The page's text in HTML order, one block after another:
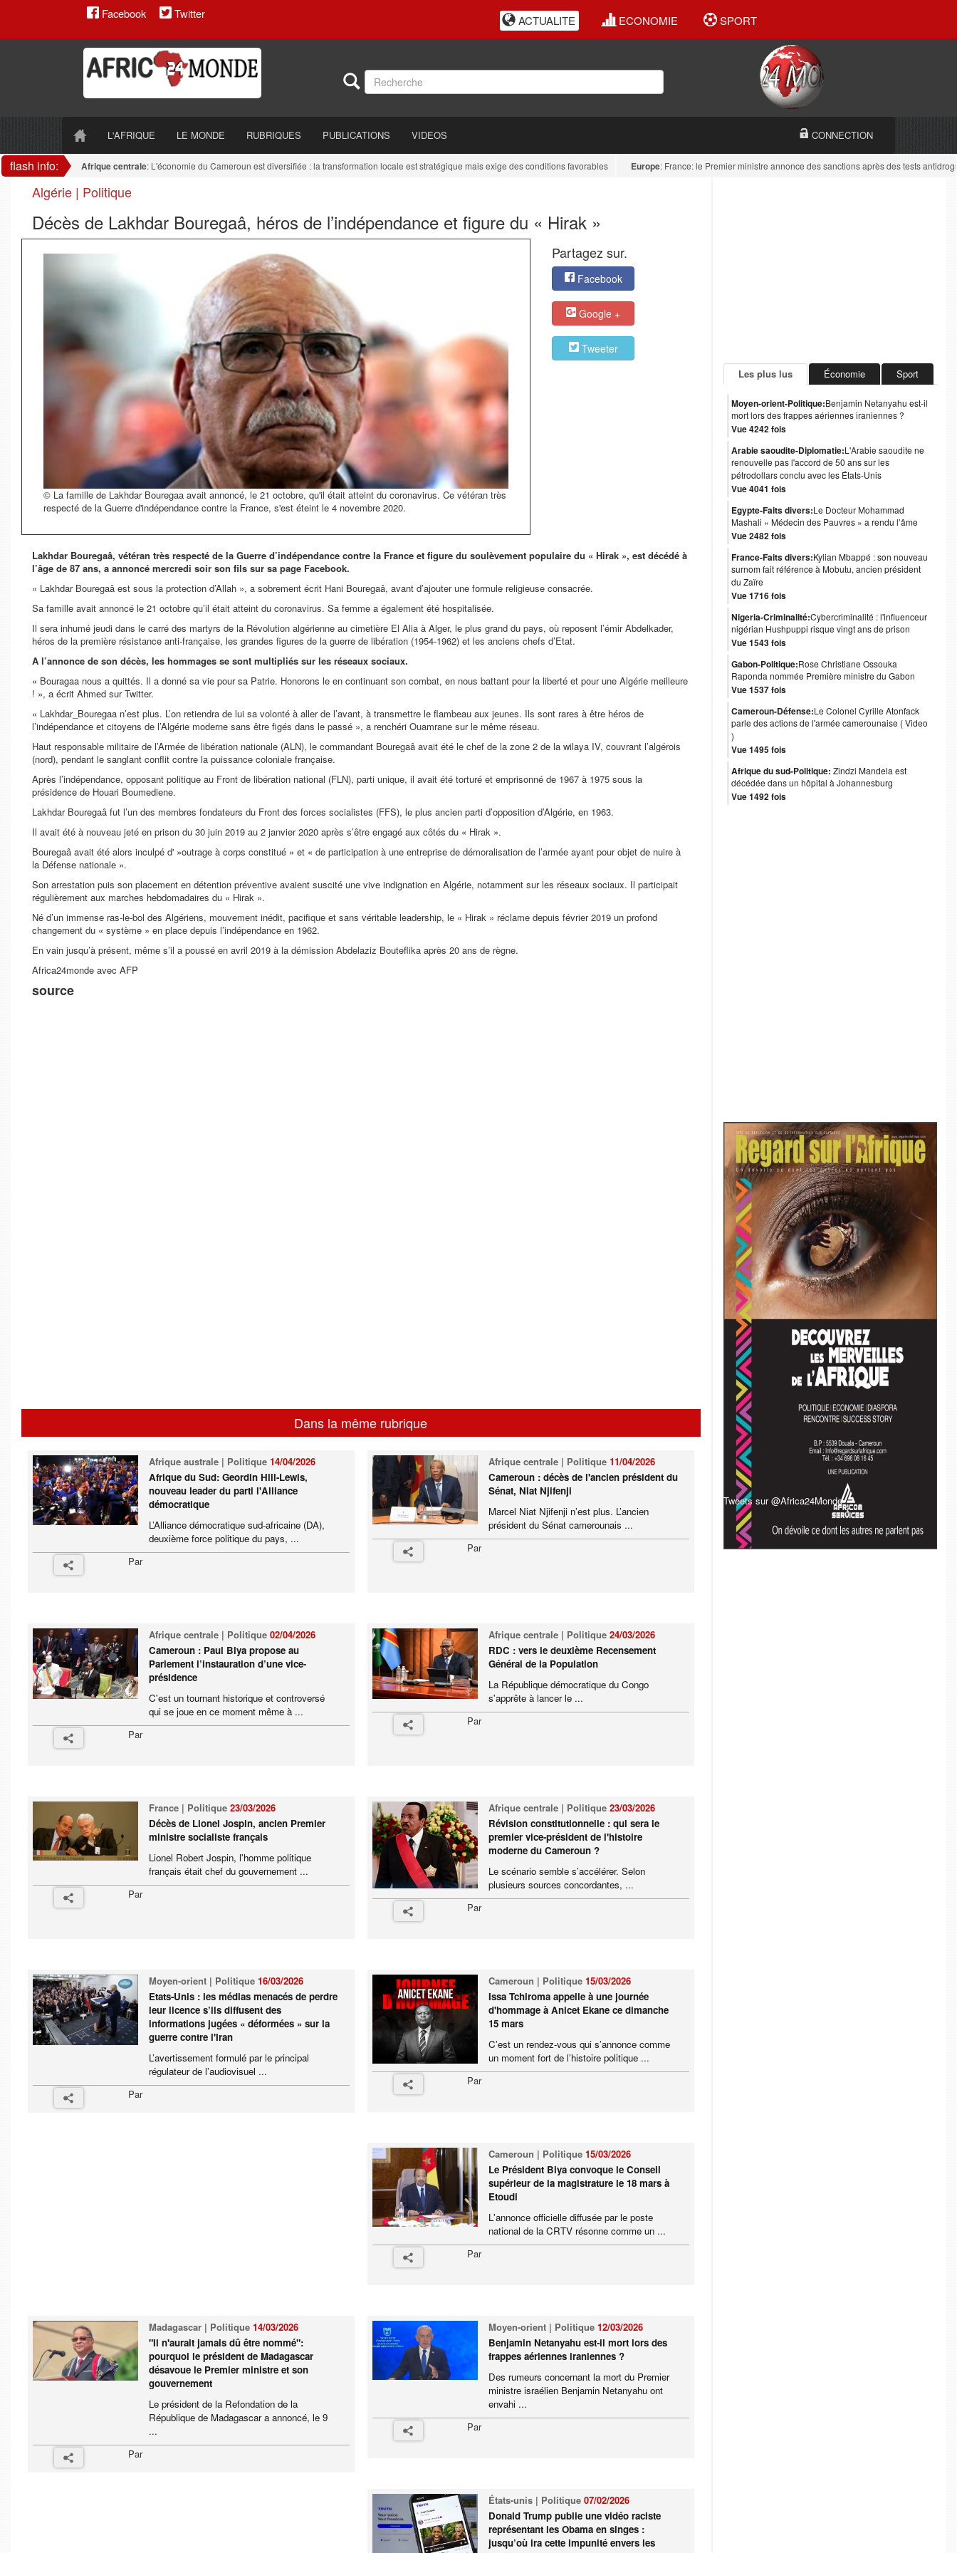
Facebook Twitter ACTUALITE ECONOMIE SPORT
L'AFRIQUE LE MONDE RUBRIQUES PUBLICATIONS VIDEOS CONNECTION
flash info: Afrique centrale: L'économie du Cameroun est diversifiée : la transformation locale est stratégique mais exige des conditions favorables Europe: France: le Premier ministre annonce des sanctions après des tests antidrogue
Algérie | Politique
Décès de Lakhdar Bouregaâ, héros de l’indépendance et figure du « Hirak »
© La famille de Lakhdar Bouregaa avait annoncé, le 21 octobre, qu'il était atteint du coronavirus. Ce vétéran très
respecté de la Guerre d'indépendance contre la France, s'est éteint le 4 novembre 2020.
Partagez sur.
Facebook
Google +
Tweeter
Lakhdar Bouregaâ, vétéran très respecté de la Guerre d’indépendance contre la France et figure du soulèvement populaire du « Hirak », est décédé à
l’âge de 87 ans, a annoncé mercredi soir son fils sur sa page Facebook.
« Lakhdar Bouregaâ est sous la protection d’Allah », a sobrement écrit Hani Bouregaâ, avant d’ajouter une formule religieuse consacrée.
Sa famille avait annoncé le 21 octobre qu’il était atteint du coronavirus. Sa femme a également été hospitalisée.
Il sera inhumé jeudi dans le carré des martyrs de la Révolution algérienne au cimetière El Alia à Alger, le plus grand du pays, où reposent l’émir Abdelkader,
héros de la première résistance anti-française, les grandes figures de la guerre de libération (1954-1962) et les anciens chefs d’Etat.
A l’annonce de son décès, les hommages se sont multipliés sur les réseaux sociaux.
« Bouragaa nous a quittés. Il a donné sa vie pour sa Patrie. Honorons le en continuant son combat, en nous battant pour la liberté et pour une Algérie meilleure
! », a écrit Ahmed sur Twitter.
« Lakhdar_Bouregaa n’est plus. L’on retiendra de lui sa volonté à aller de l’avant, à transmettre le flambeau aux jeunes. Ils sont rares à être héros de
l’indépendance et citoyens de l’Algérie moderne sans être figés dans le passé », a renchéri Ouamrane sur le même réseau.
Haut responsable militaire de l’Armée de libération nationale (ALN), le commandant Bouregaâ avait été le chef de la zone 2 de la wilaya IV, couvrant l’algérois
(nord), pendant le sanglant conflit contre la puissance coloniale française.
Après l’indépendance, opposant politique au Front de libération national (FLN), parti unique, il avait été torturé et emprisonné de 1967 à 1975 sous la
présidence de Houari Boumediene.
Lakhdar Bouregaâ fut l’un des membres fondateurs du Front des forces socialistes (FFS), le plus ancien parti d’opposition d’Algérie, en 1963.
Il avait été à nouveau jeté en prison du 30 juin 2019 au 2 janvier 2020 après s’être engagé aux côtés du « Hirak ».
Bouregaâ avait été alors inculpé d' »outrage à corps constitué » et « de participation à une entreprise de démoralisation de l’armée ayant pour objet de nuire à
la Défense nationale ».
Son arrestation puis son placement en détention préventive avaient suscité une vive indignation en Algérie, notamment sur les réseaux sociaux. Il participait
régulièrement aux marches hebdomadaires du « Hirak ».
Né d’un immense ras-le-bol des Algériens, mouvement inédit, pacifique et sans véritable leadership, le « Hirak » réclame depuis février 2019 un profond
changement du « système » en place depuis l’indépendance en 1962.
En vain jusqu’à présent, même s’il a poussé en avril 2019 à la démission Abdelaziz Bouteflika après 20 ans de règne.
Africa24monde avec AFP
source
Dans la même rubrique
Afrique australe | Politique14/04/2026
Afrique du Sud: Geordin Hill-Lewis,
nouveau leader du parti l'Alliance
démocratique
L’Alliance démocratique sud-africaine (DA),
deuxième force politique du pays, ...
Par
Afrique centrale | Politique 11/04/2026
Cameroun : décès de l'ancien président du
Sénat, Niat Njifenji
Marcel Niat Njifenji n’est plus. L’ancien
président du Sénat camerounais ...
Par
Afrique centrale | Politique02/04/2026
Cameroun : Paul Biya propose au
Parlement l’instauration d’une vice-
présidence
C'est un tournant historique et controversé
qui se joue en ce moment même à ...
Par
Afrique centrale | Politique 24/03/2026
RDC : vers le deuxième Recensement
Général de la Population
La République démocratique du Congo
s'apprête à lancer le ...
Par
France | Politique23/03/2026
Décès de Lionel Jospin, ancien Premier
ministre socialiste français
Lionel Robert Jospin, l'homme politique
français était chef du gouvernement ...
Par
Afrique centrale | Politique 23/03/2026
Révision constitutionnelle : qui sera le
premier vice-président de l'histoire
moderne du Cameroun ?
Le scénario semble s’accélérer. Selon
plusieurs sources concordantes, ...
Par
Moyen-orient | Politique16/03/2026
Etats-Unis : les médias menacés de perdre
leur licence s’ils diffusent des
informations jugées « déformées » sur la
guerre contre l'Iran
L’avertissement formulé par le principal
régulateur de l’audiovisuel ...
Par
Cameroun | Politique 15/03/2026
Issa Tchiroma appelle à une journée
d'hommage à Anicet Ekane ce dimanche
15 mars
C’est un rendez-vous qui s’annonce comme
un moment fort de l’histoire politique ...
Par
Cameroun | Politique 15/03/2026
Le Président Biya convoque le Conseil
supérieur de la magistrature le 18 mars à
Etoudi
L'annonce officielle diffusée par le poste
national de la CRTV résonne comme un ...
Par
Madagascar | Politique14/03/2026
"Il n'aurait jamais dû être nommé":
pourquoi le président de Madagascar
désavoue le Premier ministre et son
gouvernement
Le président de la Refondation de la
République de Madagascar a annoncé, le 9
...
Par
Moyen-orient | Politique 12/03/2026
Benjamin Netanyahu est-il mort lors des
frappes aériennes iraniennes ?
Des rumeurs concernant la mort du Premier
ministre israélien Benjamin Netanyahu ont
envahi ...
Par
États-unis | Politique 07/02/2026
Donald Trump publie une vidéo raciste
représentant les Obama en singes :
jusqu’où ira cette impunité envers les
Les plus lus Économie Sport
Moyen-orient-Politique:Benjamin Netanyahu est-il
mort lors des frappes aériennes iraniennes ?
Vue 4242 fois
Arabie saoudite-Diplomatie:L'Arabie saoudite ne
renouvelle pas l'accord de 50 ans sur les
pétrodollars conclu avec les États-Unis
Vue 4041 fois
Egypte-Faits divers:Le Docteur Mohammad
Mashali « Médecin des Pauvres » a rendu l’âme
Vue 2482 fois
France-Faits divers:Kylian Mbappé : son nouveau
surnom fait référence à Mobutu, ancien président
du Zaïre
Vue 1716 fois
Nigeria-Criminalité:Cybercriminalité : l'influenceur
nigérian Hushpuppi risque vingt ans de prison
Vue 1543 fois
Gabon-Politique:Rose Christiane Ossouka
Raponda nommée Première ministre du Gabon
Vue 1537 fois
Cameroun-Défense:Le Colonel Cyrille Atonfack
parle des actions de l'armée camerounaise ( Video
)
Vue 1495 fois
Afrique du sud-Politique: Zindzi Mandela est
décédée dans un hôpital à Johannesburg
Vue 1492 fois
Tweets sur @Africa24Monde